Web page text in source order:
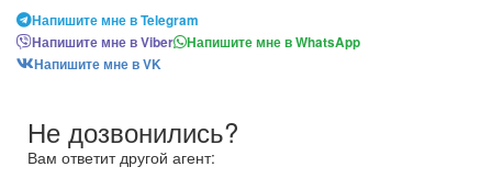
Напишите мне в Telegram
Напишите мне в Viber
Напишите мне в WhatsApp
Напишите мне в VK
Не дозвонились?
Вам ответит другой агент: